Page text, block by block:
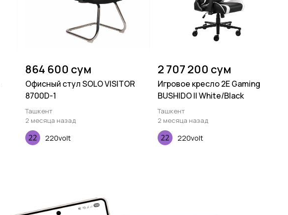
864 600 сум
Офисный стул SOLO VISITOR
8700D-1
Ташкент
2 месяца назад
220volt
2 707 200 сум
Игровое кресло 2E Gaming
BUSHIDO II White/Black
Ташкент
2 месяца назад
220volt